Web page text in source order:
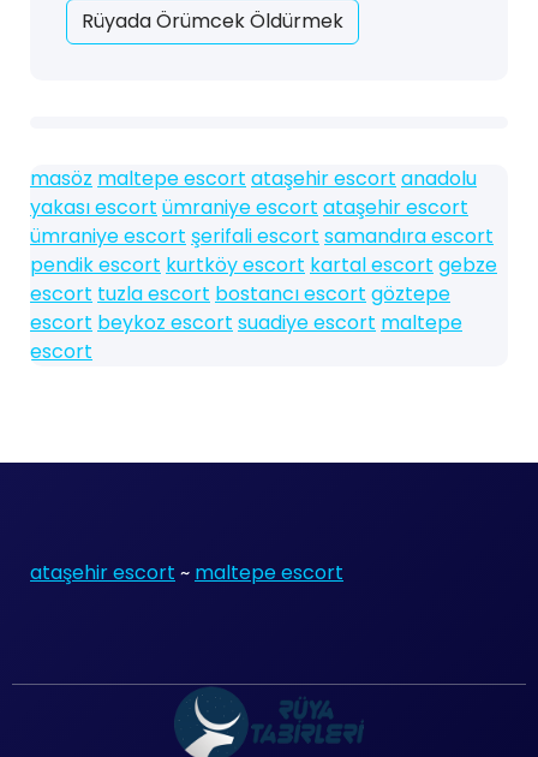
Rüyada Örümcek Öldürmek
masöz maltepe escort ataşehir escort anadolu
yakası escort ümraniye escort ataşehir escort
ümraniye escort şerifali escort samandıra escort
pendik escort kurtköy escort kartal escort gebze
escort tuzla escort bostancı escort göztepe
escort beykoz escort suadiye escort maltepe
escort
ataşehir escort ~ maltepe escort